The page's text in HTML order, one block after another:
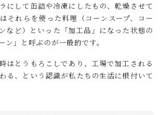
にして缶詰や冷凍にしたもの、乾燥させて
それらを使った料理（コーンスープ、コー
など）といった「加工品」になった状態の
ン」と呼ぶのが一般的です。
はとうもろこしであり、工場で加工される
る、という認識が私たちの生活に根付いて